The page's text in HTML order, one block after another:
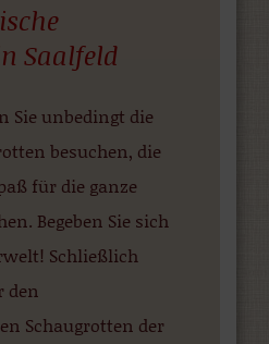
Saalfeld
Sie unbedingt die
besuchen, die
für die ganze
Begeben Sie sich
Schließlich
den
Schaugrotten der